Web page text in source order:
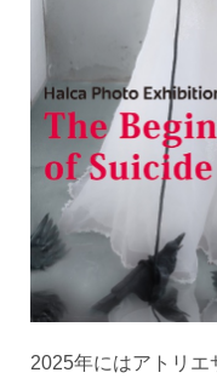
2025年にはアトリエ